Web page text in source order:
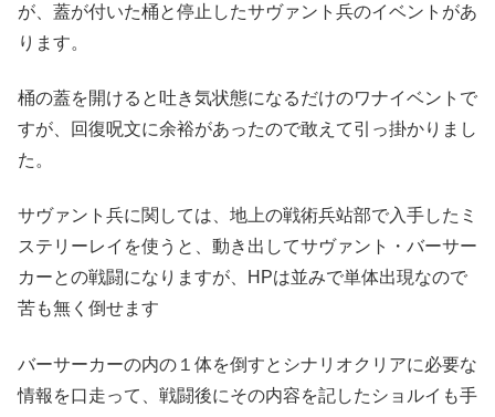
が、蓋が付いた桶と停止したサヴァント兵のイベントがあ
ります。
桶の蓋を開けると吐き気状態になるだけのワナイベントで
すが、回復呪文に余裕があったので敢えて引っ掛かりまし
た。
サヴァント兵に関しては、地上の戦術兵站部で入手したミ
ステリーレイを使うと、動き出してサヴァント・バーサー
カーとの戦闘になりますが、HPは並みで単体出現なので
苦も無く倒せます
バーサーカーの内の１体を倒すとシナリオクリアに必要な
情報を口走って、戦闘後にその内容を記したショルイも手